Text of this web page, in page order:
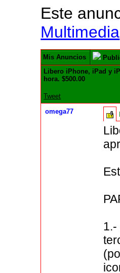
Este
Multimedia
Mis Anuncios
Libero iPhone, iPad y
hora. $500.00
Tweet
omega77
1.-